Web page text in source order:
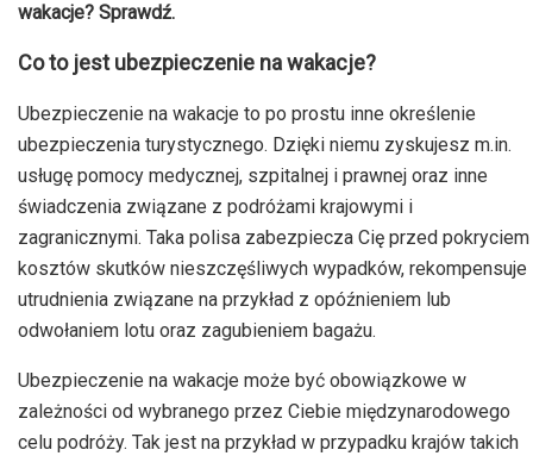
wakacje? Sprawdź.
Co to jest ubezpieczenie na wakacje?
Ubezpieczenie na wakacje to po prostu inne określenie
ubezpieczenia turystycznego. Dzięki niemu zyskujesz m.in.
usługę pomocy medycznej, szpitalnej i prawnej oraz inne
świadczenia związane z podróżami krajowymi i
zagranicznymi. Taka polisa zabezpiecza Cię przed pokryciem
kosztów skutków nieszczęśliwych wypadków, rekompensuje
utrudnienia związane na przykład z opóźnieniem lub
odwołaniem lotu oraz zagubieniem bagażu.
Ubezpieczenie na wakacje może być obowiązkowe w
zależności od wybranego przez Ciebie międzynarodowego
celu podróży. Tak jest na przykład w przypadku krajów takich